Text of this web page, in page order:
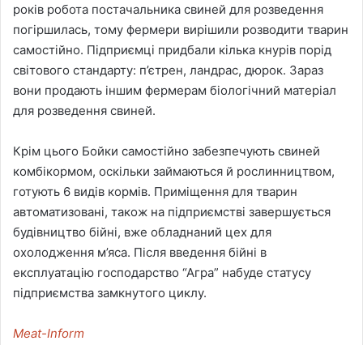
років робота постачальника свиней для розведення
погіршилась, тому фермери вирішили розводити тварин
самостійно. Підприємці придбали кілька кнурів порід
світового стандарту: п’єтрен, ландрас, дюрок. Зараз
вони продають іншим фермерам біологічний матеріал
для розведення свиней.
Крім цього Бойки самостійно забезпечують свиней
комбікормом, оскільки займаються й рослинництвом,
готують 6 видів кормів. Приміщення для тварин
автоматизовані, також на підприємстві завершується
будівництво бійні, вже обладнаний цех для
охолодження м’яса. Після введення бійні в
експлуатацію господарство “Агра” набуде статусу
підприємства замкнутого циклу.
Meat-Inform